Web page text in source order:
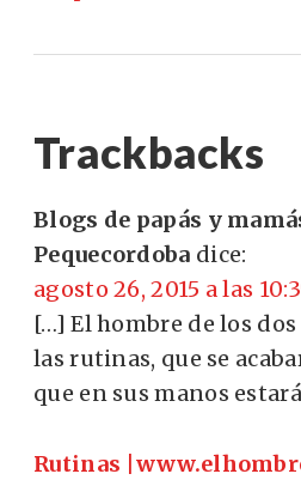
Trackbacks
Blogs de papás y
Pequecordoba dice:
agosto 26, 2015 a las
[…] El hombre de los
las rutinas, que se
que en sus manos
Rutinas